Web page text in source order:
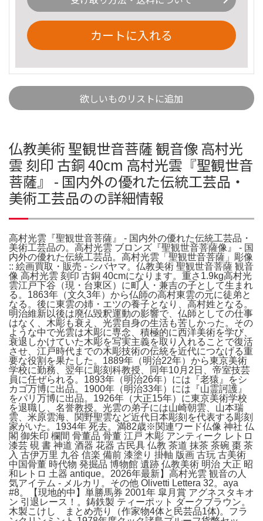
カートに入れる
欲しいものリストに追加
仏教美術 聖観世音菩薩 観音像 高村光
雲 刻印 古銅 40cm 高村光雲『聖観世音
菩薩』 - 国内外の優れた伝統工芸品・
美術工芸品のの詳細情報
高村光雲『聖観世音菩薩』 - 国内外の優れた伝統工芸品・
美術工芸品の。高村光雲 ブロンズ『聖観世音菩薩像』 - 国
内外の優れた伝統工芸品。高村光雲「聖観世音菩薩」彫像
:: 絵画買取・販売 - シバヤマ。仏教美術 聖観世音菩薩 観音
像 高村光雲 刻印 古銅 40cmになります。重さ1.9kg高村光
雲江戸下谷（現・台東区）に町人・兼吉の子として生まれ
る。1863年（文久3年）から仏師の高村東雲の元に徒弟と
なる。後に東雲の姉・エツの養子となり、高村姓となる。
明治維新以後は廃仏毀釈運動の影響で、仏師としての仕事
はなく、木彫も衰え、光雲自身の生活も苦しかった。その
ような中で光雲は木彫に専念、積極的に西洋美術を学び、
衰退しかけていた木彫を写実主義を取り入れることで復活
させ、江戸時代までの木彫技術の伝統を近代につなげる重
要な役割を果たした。1889年（明治22年）から東京美術
学校に勤務、翌年に彫刻科教授、同年10月2日、帝室技芸
員に任ぜられる。1893年（明治26年）には『老猿』をシ
カゴ万博に出品。1900年（明治33年）には『山霊訶護』
をパリ万博に出品。1926年（大正15年）に東京美術学校
を退職し、名誉教授。光雲の弟子には山崎朝雲、山本瑞
雲、米原雲海、関野聖雲など近代日本彫刻を代表する彫刻
家がいた。1934年 死去。満82歳※関連ワード仏像 神社 仏
閣 御朱印 欄間 骨董品 骨董 江戸 木彫 アンティーク レトロ
漆芸 硯 書 神道 酒器 花器 古民具 仏教 茶道 抹茶 茶碗 棗 茶
入 古伊万里 九谷 信楽 備前 漆塗り 掛軸 版画 古玩 古美術
中国骨董 時代物 発掘品 博物館 遺跡 仏教美術 明治 大正 昭
和レトロ 土器 antique。2026年最新】高村光雲 観音の人
気アイテム - メルカリ。その他 Olivetti Lettera 32。aya
#8。【現地的中】単勝馬券 2001年 皐月賞 アグネスタキオ
ン 引退レース！。鋳鉄製 ティーポット ダークブラウン。
木製こけし まとめ売り（作家物4体と民芸品1体)。フラ